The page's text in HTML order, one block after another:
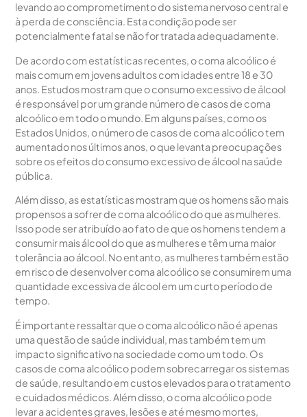
levando ao comprometimento do sistema nervoso central e
à perda de consciência. Esta condição pode ser
potencialmente fatal se não for tratada adequadamente.
De acordo com estatísticas recentes, o coma alcoólico é
mais comum em jovens adultos com idades entre 18 e 30
anos. Estudos mostram que o consumo excessivo de álcool
é responsável por um grande número de casos de coma
alcoólico em todo o mundo. Em alguns países, como os
Estados Unidos, o número de casos de coma alcoólico tem
aumentado nos últimos anos, o que levanta preocupações
sobre os efeitos do consumo excessivo de álcool na saúde
pública.
Além disso, as estatísticas mostram que os homens são mais
propensos a sofrer de coma alcoólico do que as mulheres.
Isso pode ser atribuído ao fato de que os homens tendem a
consumir mais álcool do que as mulheres e têm uma maior
tolerância ao álcool. No entanto, as mulheres também estão
em risco de desenvolver coma alcoólico se consumirem uma
quantidade excessiva de álcool em um curto período de
tempo.
É importante ressaltar que o coma alcoólico não é apenas
uma questão de saúde individual, mas também tem um
impacto significativo na sociedade como um todo. Os
casos de coma alcoólico podem sobrecarregar os sistemas
de saúde, resultando em custos elevados para o tratamento
e cuidados médicos. Além disso, o coma alcoólico pode
levar a acidentes graves, lesões e até mesmo mortes,